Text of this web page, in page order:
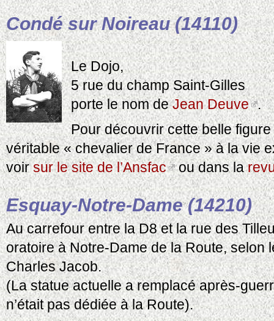
Condé sur Noireau (14110)
Le Dojo,
5 rue du champ Saint-Gilles
porte le nom deJean Deuve .
Pour découvrir cette belle
véritable « chevalier de France » à la vie
voirsur le site de l’Ansfac ou dans la
Esquay-Notre-Dame (14210)
Au carrefour entre la D8 et la rue des
oratoire à Notre-Dame de la Route, selon
Charles Jacob.
(La statue actuelle a remplacé après-
n’était pas dédiée à la Route).